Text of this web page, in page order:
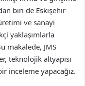
biri de Eskişehir
ve sanayi
yaklaşımlarla
makalede, JMS
teknolojik altyapısı
inceleme yapacağız.